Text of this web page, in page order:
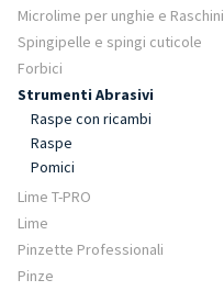
Microlime per unghie e Raschini
Spingipelle e spingi cuticole
Forbici
Strumenti Abrasivi
Raspe con ricambi
Raspe
Pomici
Lime T-PRO
Lime
Pinzette Professionali
Pinze